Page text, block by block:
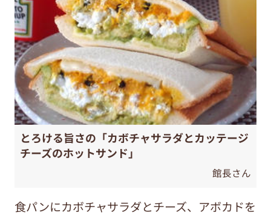
とろける旨さの「カボチャサラダとカッテージ
チーズのホットサンド」
館長さん
食パンにカボチャサラダとチーズ、アボカドを